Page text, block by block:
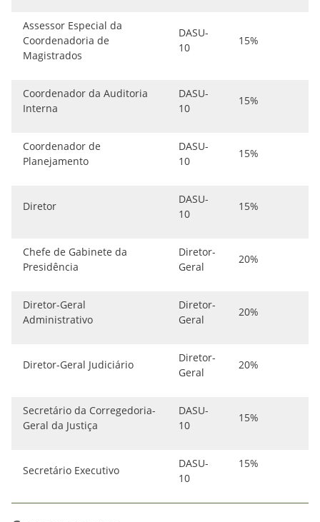
Assessor Especial da
Coordenadoria de
Magistrados
DASU-
10
15%
Coordenador da Auditoria
Interna
DASU-
10
15%
Coordenador de
Planejamento
DASU-
10
15%
Diretor
DASU-
10
15%
Chefe de Gabinete da
Presidência
Diretor-
Geral
20%
Diretor-Geral
Administrativo
Diretor-
Geral
20%
Diretor-Geral Judiciário
Diretor-
Geral
20%
Secretário da Corregedoria-
Geral da Justiça
DASU-
10
15%
Secretário Executivo
DASU-
10
15%